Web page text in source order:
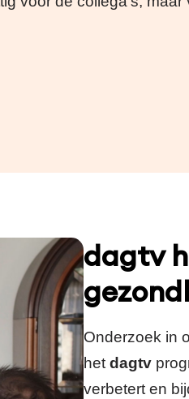
dagtv
Onderzoek in
hetdagtv
verbetert en